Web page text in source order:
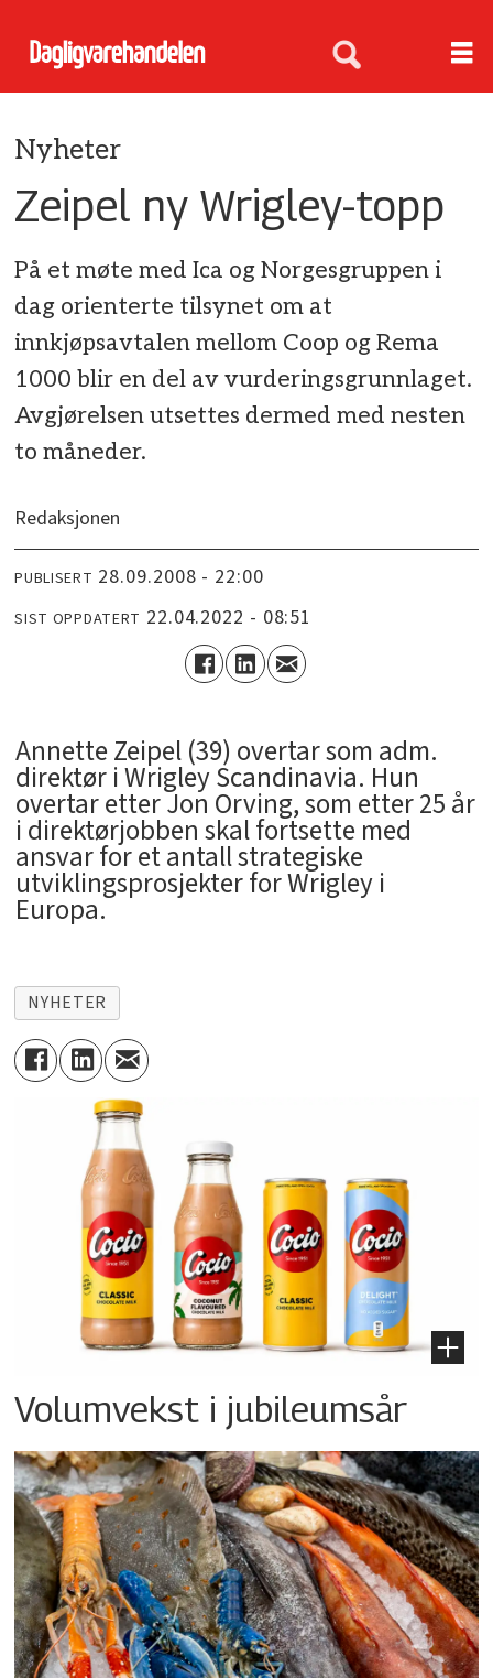
Nyheter
Zeipel ny Wrigley-topp
På et møte med Ica og Norgesgruppen i
dag orienterte tilsynet om at
innkjøpsavtalen mellom Coop og Rema
1000 blir en del av vurderingsgrunnlaget.
Avgjørelsen utsettes dermed med nesten
to måneder.
Redaksjonen
PUBLISERT 28.09.2008 - 22:00
SIST OPPDATERT 22.04.2022 - 08:51
Annette Zeipel (39) overtar som adm.
direktør i Wrigley Scandinavia. Hun
overtar etter Jon Orving, som etter 25 år
i direktørjobben skal fortsette med
ansvar for et antall strategiske
utviklingsprosjekter for Wrigley i
Europa.
NYHETER
Volumvekst i jubileumsår